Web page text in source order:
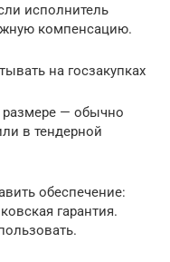
исполнитель
компенсацию.
на госзакупках
— обычно
в тендерной
обеспечение:
гарантия.